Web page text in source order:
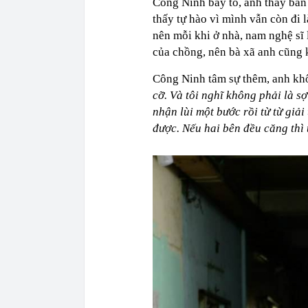
thấy tự hào vì mình vẫn còn đi
nên mỗi khi ở nhà, nam nghệ
của chồng, nên bà xã anh
Công Ninh tâm sự thêm, anh
cỡ. Và tôi nghĩ không phải là
nhận lùi một bước rồi từ từ giải
được. Nếu hai bên đều căng